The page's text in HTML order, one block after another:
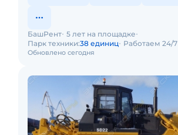
Обновлено сегодня
БашРент 5 лет на площадке
Парк техники:38 единиц Работаем 24/7